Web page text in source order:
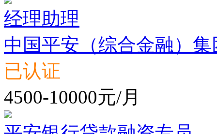
经理助理
中国平安（综合金融）集
已认证
4500-10000元/月